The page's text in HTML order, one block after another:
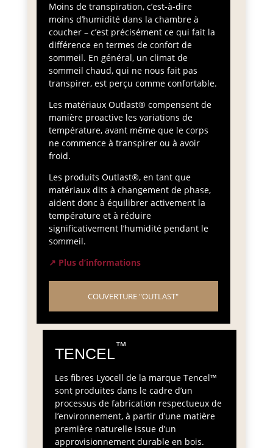
Moins de transpiration, c’est-à-dire
moins d’humidité dans la chambre à
coucher – c’est précisément ce qui fait la
différence en termes de confort de
sommeil. En général, un climat de
sommeil chaud, qui ne nous fait pas
transpirer, est perçu comme confortable.
Les matériaux Outlast® compensent de
manière proactive les variations de
température, avant même que le corps
ne commence à transpirer ou à avoir
froid.
Les produits Outlast®, en tant que
matériaux dits à changement de phase,
aident donc à équilibrer activement la
température et à réduire
significativement l’humidité pendant le
sommeil.
↗ Plus d’informations
COUVERTURE "OUTLAST"
TENCEL™
Les fibres Lyocell de la marque Tencel™
sont produites dans le cadre d’un
processus de fabrication respectueux de
l’environnement, à partir d’une matière
première naturelle issue d’un
approvisionnement durable en bois.